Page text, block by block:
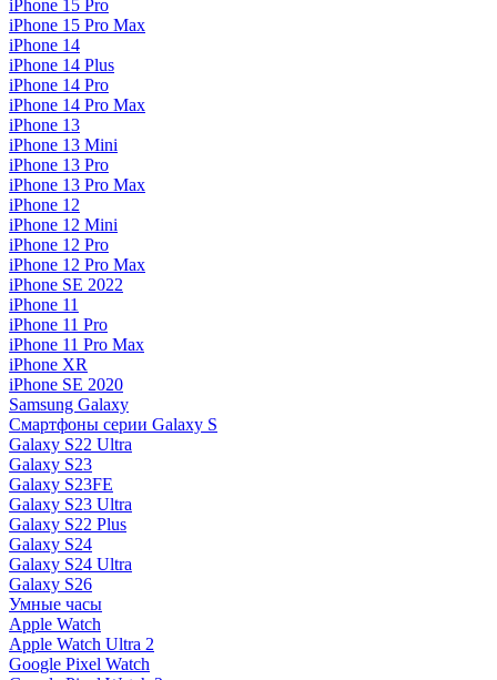
iPhone 15 Pro
iPhone 15 Pro Max
iPhone 14
iPhone 14 Plus
iPhone 14 Pro
iPhone 14 Pro Max
iPhone 13
iPhone 13 Mini
iPhone 13 Pro
iPhone 13 Pro Max
iPhone 12
iPhone 12 Mini
iPhone 12 Pro
iPhone 12 Pro Max
iPhone SE 2022
iPhone 11
iPhone 11 Pro
iPhone 11 Pro Max
iPhone XR
iPhone SE 2020
Samsung Galaxy
Смартфоны серии Galaxy S
Galaxy S22 Ultra
Galaxy S23
Galaxy S23FE
Galaxy S23 Ultra
Galaxy S22 Plus
Galaxy S24
Galaxy S24 Ultra
Galaxy S26
Умные часы
Apple Watch
Apple Watch Ultra 2
Google Pixel Watch